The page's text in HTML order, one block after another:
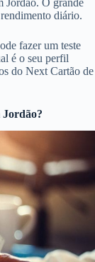
diário.
fazer um teste
é o seu perfil
do Next Cartão de
Jordão?